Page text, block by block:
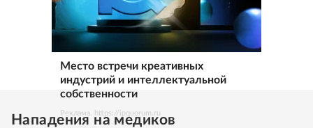
Место встречи креативных
индустрий и интеллектуальной
собственности
Реклама. https://ipquorum.ru
Нападения на медиков